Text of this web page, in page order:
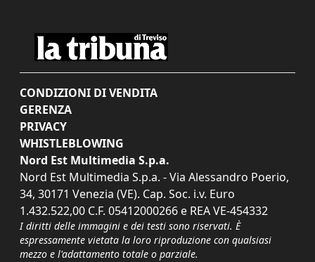
CONDIZIONI DI VENDITA
GERENZA
PRIVACY
WHISTLEBLOWING
Nord Est Multimedia S.p.a.
Nord Est Multimedia S.p.a. - Via Alessandro Poerio,
34, 30171 Venezia (VE). Cap. Soc. i.v. Euro
1.432.522,00 C.F. 05412000266 e REA VE-454332
I diritti delle immagini e dei testi sono riservati. È
espressamente vietata la loro riproduzione con qualsiasi
mezzo e l'adattamento totale o parziale.